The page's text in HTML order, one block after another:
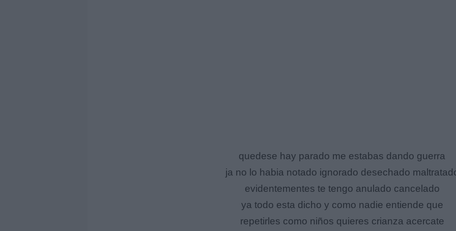
quedese hay parado me estabas dando guerra
ja no lo habia notado ignorado desechado
evidentementes te tengo anulado cancelado
ya todo esta dicho y como nadie entiende que
repetirles como niños quieres crianza acercate